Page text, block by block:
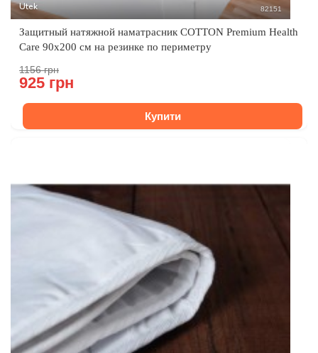
Utek 82151
Защитный натяжной наматрасник COTTON Premium Health
Care 90x200 см на резинке по периметру
1156 грн
925 грн
Купити